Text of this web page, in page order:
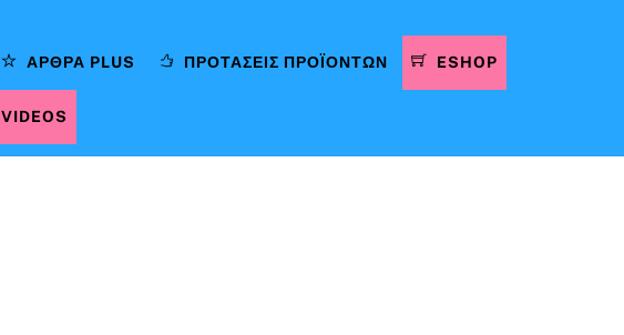
ΆΡΘΡΑ PLUS ΠΡΟΤΆΣΕΙΣ ΠΡΟΪΌΝΤΩΝ ESHOP
VIDEOS